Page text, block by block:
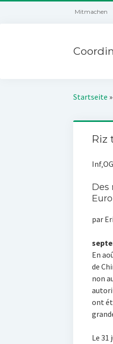
Mitmachen
Startseite »
Riz
Des
par
En
de
non
ont
Le